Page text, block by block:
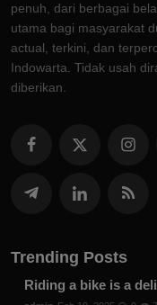
penuh, dari berbagai
utama bagi masyarakat
actual, terkini, dan
Indowarta. Tidak usah
diberikan.
Trending Posts
Riding a bike is a